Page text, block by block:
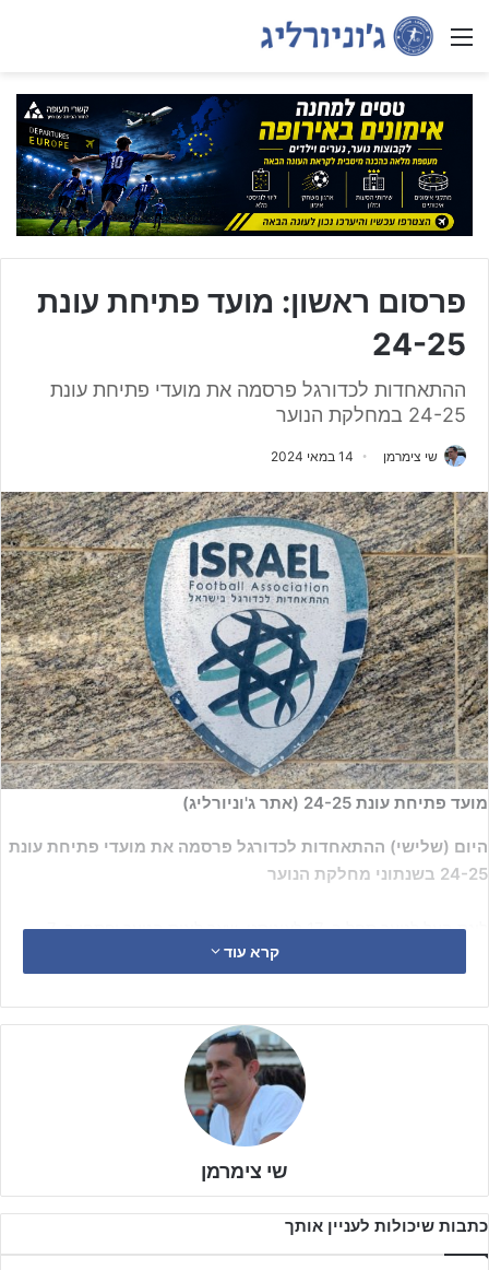
Menu
פרסום ראשון: מועד פתיחת עונת
24-25
ההתאחדות לכדורגל פרסמה את מועדי פתיחת עונת
24-25 במחלקת הנוער
שי צימרמן 14 במאי 2024
מועד פתיחת עונת 24-25 (אתר ג'וניורליג)
היום (שלישי) ההתאחדות לכדורגל פרסמה את מועדי פתיחת עונת
24-25 בשנתוני מחלקת הנוער
ליגת העל לנוער תחל ב-17 לאוגוסט, שאר ליגות הנוער יפתחו ב-7
לספטמבר כאשר שבוע קודם לכן יתקיים הסיבוב הראשון בגביע המדינה
לפרטים נוספים והרשמה – לחצו!!!
ליגת נערים א' על תחל ב 17 לאוגוסט, שאר הליגות בשנתון נערים א'
ייחלו ב-7 לספטמבר, שבוע קודם לכן ב-31/8 יהיה סיבוב ראשון בגביע
קרא עוד
שי צימרמן
כתבות שיכולות לעניין אותך